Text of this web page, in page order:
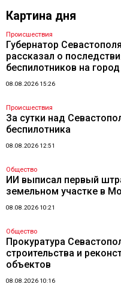
Картина дня
Происшествия
Губернатор
рассказал о
беспилотников на город
08.08.2026 15:26
Происшествия
За сутки над
беспилотника
08.08.2026 12:51
Общество
ИИ выписал первый
земельном участке в
08.08.2026 10:21
Общество
Прокуратура
строительства и
объектов
08.08.2026 10:16